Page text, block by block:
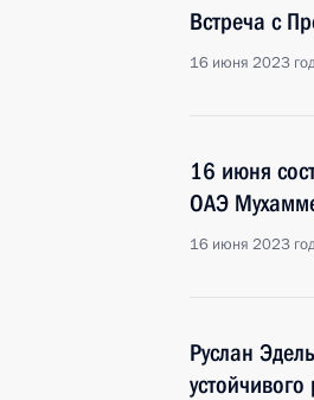
Встреча с
16 июня 2023
16 июня
ОАЭ
16 июня 2023
Руслан
устойчивого